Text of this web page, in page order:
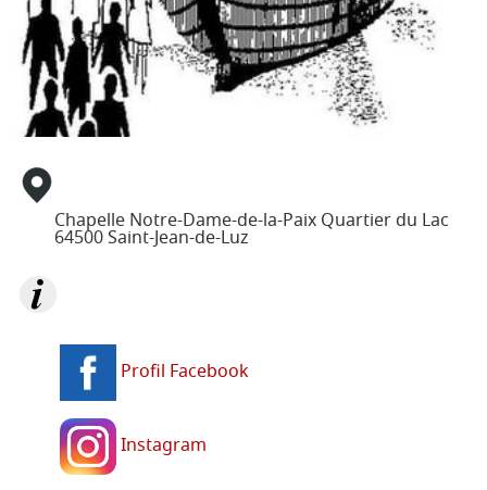
Marche
de
Carême
Agur Maria
Pélé
Jacquaire
Jeunes
Étudiants
Pastorales
des
jeunes
localesChapelle Notre-Dame-de-la-Paix Quartier du Lac
64500 Saint-Jean-de-Luz
Profil Facebook
Instagram